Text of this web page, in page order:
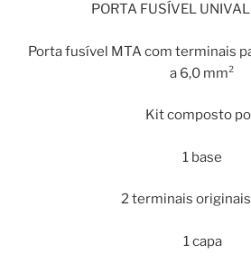
PORTA FUSÍVEL
Porta fusível MTA com terminais
a 6,0 mm²
Kit composto
1 base
2 terminais
1 capa